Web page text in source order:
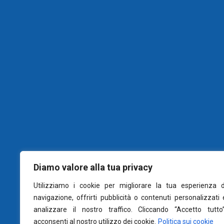
Diamo valore alla tua privacy
Utilizziamo i cookie per migliorare la tua esperienza
navigazione, offrirti pubblicità o contenuti personalizzati
analizzare il nostro traffico. Cliccando “Accetto
acconsenti al nostro utilizzo dei cookie.
Politica sui cookie